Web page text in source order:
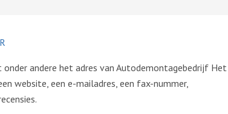
andere het adres van Autodemontagebedrijf Het
website, een e-mailadres, een fax-nummer,